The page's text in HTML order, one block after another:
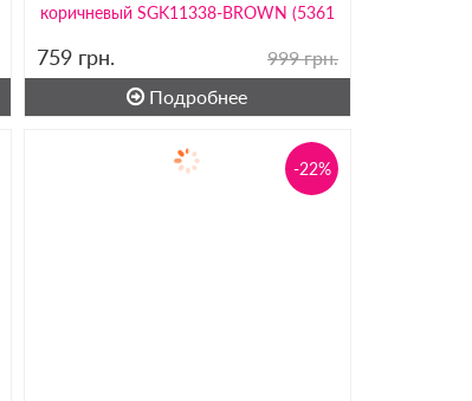
коричневый SGK11338-BROWN (5361
759 грн.
999 грн.
Подробнее
-22%